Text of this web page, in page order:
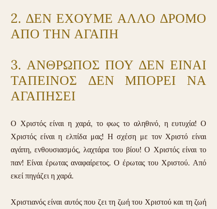
2. ΔΕΝ ΕΧΟΥΜΕ ΑΛΛΟ ΔΡΟΜΟ
ΑΠΟ ΤΗΝ ΑΓΑΠΗ
3. ΑΝΘΡΩΠΟΣ ΠΟΥ ΔΕΝ ΕΙΝΑΙ
ΤΑΠΕΙΝΟΣ ΔΕΝ ΜΠΟΡΕΙ ΝΑ
ΑΓΑΠΗΣΕΙ
Ο Χριστός είναι η χαρά, το φως το αληθινό, η ευτυχία! Ο
Χριστός είναι η ελπίδα μας! Η σχέση με τον Χριστό είναι
αγάπη, ενθουσιασμός, λαχτάρα του βίου! Ο Χριστός είναι το
παν! Είναι έρωτας αναφαίρετος. Ο έρωτας του Χριστού. Από
εκεί πηγάζει η χαρά.
Χριστιανός είναι αυτός που ζει τη ζωή του Χριστού και τη ζωή